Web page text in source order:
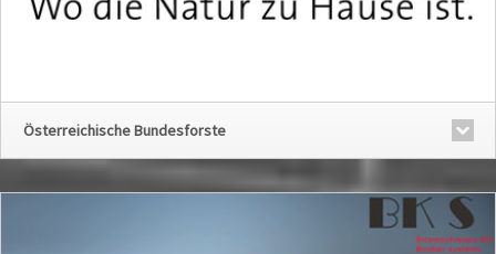
Österreichische Bundesforste